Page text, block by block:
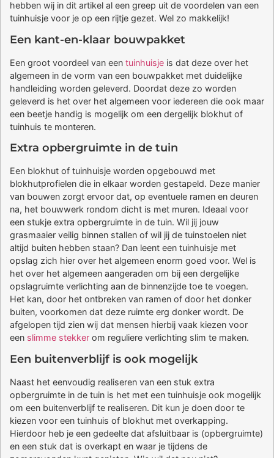
hebben wij in dit artikel al een greep uit de voordelen van een
tuinhuisje voor je op een rijtje gezet. Wel zo makkelijk!
Een kant-en-klaar bouwpakket
Een groot voordeel van een tuinhuisje is dat deze over het
algemeen in de vorm van een bouwpakket met duidelijke
handleiding worden geleverd. Doordat deze zo worden
geleverd is het over het algemeen voor iedereen die ook maar
een beetje handig is mogelijk om een dergelijk blokhut of
tuinhuis te monteren.
Extra opbergruimte in de tuin
Een blokhut of tuinhuisje worden opgebouwd met
blokhutprofielen die in elkaar worden gestapeld. Deze manier
van bouwen zorgt ervoor dat, op eventuele ramen en deuren
na, het bouwwerk rondom dicht is met muren. Ideaal voor
een stukje extra opbergruimte in de tuin. Wil jij jouw
grasmaaier veilig binnen stallen of wil jij de tuinstoelen niet
altijd buiten hebben staan? Dan leent een tuinhuisje met
opslag zich hier over het algemeen enorm goed voor. Wel is
het over het algemeen aangeraden om bij een dergelijke
opslagruimte verlichting aan de binnenzijde toe te voegen.
Het kan, door het ontbreken van ramen of door het donker
buiten, voorkomen dat deze ruimte erg donker wordt. De
afgelopen tijd zien wij dat mensen hierbij vaak kiezen voor
een slimme stekker om reguliere verlichting slim te maken.
Een buitenverblijf is ook mogelijk
Naast het eenvoudig realiseren van een stuk extra
opbergruimte in de tuin is het met een tuinhuisje ook mogelijk
om een buitenverblijf te realiseren. Dit kun je doen door te
kiezen voor een tuinhuis of blokhut met overkapping.
Hierdoor heb je een gedeelte dat afsluitbaar is (opbergruimte)
en een stuk dat is overkapt en waar je tijdens de